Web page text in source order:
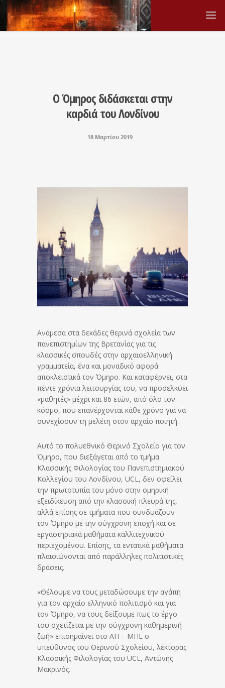
Ο Όμηρος διδάσκεται στην
καρδιά του Λονδίνου
18 Μαρτίου 2019
Ανάμεσα στα δεκάδες θερινά σχολεία των
πανεπιστημίων της Βρετανίας για τις
κλασσικές σπουδές στην αρχαιοελληνική
γραμματεία, ένα και μοναδικό αφορά
αποκλειστικά τον Όμηρο. Και καταφέρνει, στα
πέντε χρόνια λειτουργίας του, να προσελκύει
«μαθητές» μέχρι και 86 ετών, από όλο τον
κόσμο, που επανέρχονται κάθε χρόνο για να
συνεχίσουν τη μελέτη στον αρχαίο ποιητή.
Αυτό το πολυεθνικό Θερινό Σχολείο για τον
Όμηρο, που διεξάγεται από το τμήμα
Κλασσικής Φιλολογίας του Πανεπιστημιακού
Κολλεγίου του Λονδίνου, UCL, δεν οφείλει
την πρωτοτυπία του μόνο στην ομηρική
εξειδίκευση από την κλασσική πλευρά της,
αλλά επίσης σε τμήματα που συνδυάζουν
τον Όμηρο με την σύγχρονη εποχή και σε
εργαστηριακά μαθήματα καλλιτεχνικού
περιεχομένου. Επίσης, τα εντατικά μαθήματα
πλαισιώνονται από παράλληλες πολιτιστικές
δράσεις.
«Θέλουμε να τους μεταδώσουμε την αγάπη
για τον αρχαίο ελληνικό πολιτισμό και για
τον Όμηρο, να τους δείξουμε πως το έργο
του σχετίζεται με την σύγχρονη καθημερινή
ζωή» επισημαίνει στο ΑΠ – ΜΠΕ ο
υπεύθυνος του Θερινού Σχολείου, λέκτορας
Κλασσικής Φιλολογίας του UCL, Αντώνης
Μακρινός.